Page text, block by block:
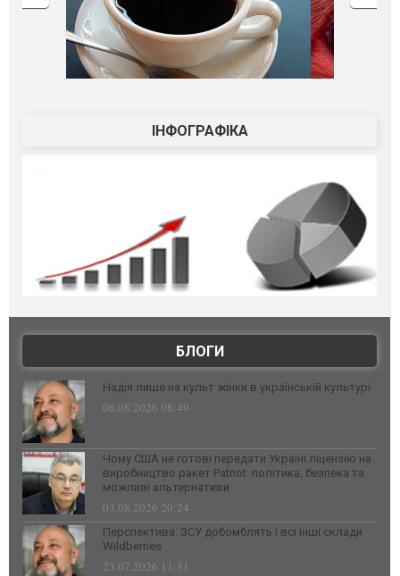
ІНФОГРАФІКА
БЛОГИ
Надія лише на культ жінки в українській культурі
06.08.2026 08:49
Чому США не готові передати Україні ліцензію на
виробництво ракет Patriot: політика, безпека та
можливі альтернативи
03.08.2026 20:24
Перспектива: ЗСУ добомблять і всі інші склади
Wildberries
23.07.2026 11:31